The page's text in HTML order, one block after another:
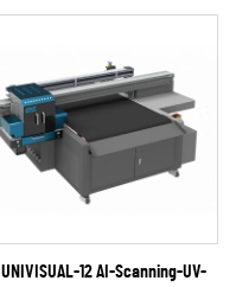
UNIVISUAL-12 AI-Scanning-UV-